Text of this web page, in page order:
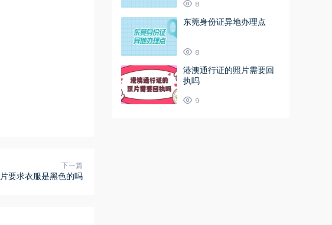
下一篇
要求衣服是黑色的吗
8
东莞身份证异地办理点
8
港澳通行证的照片需要回
执吗
9